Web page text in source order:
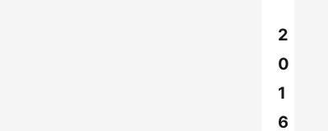
2
0
1
6